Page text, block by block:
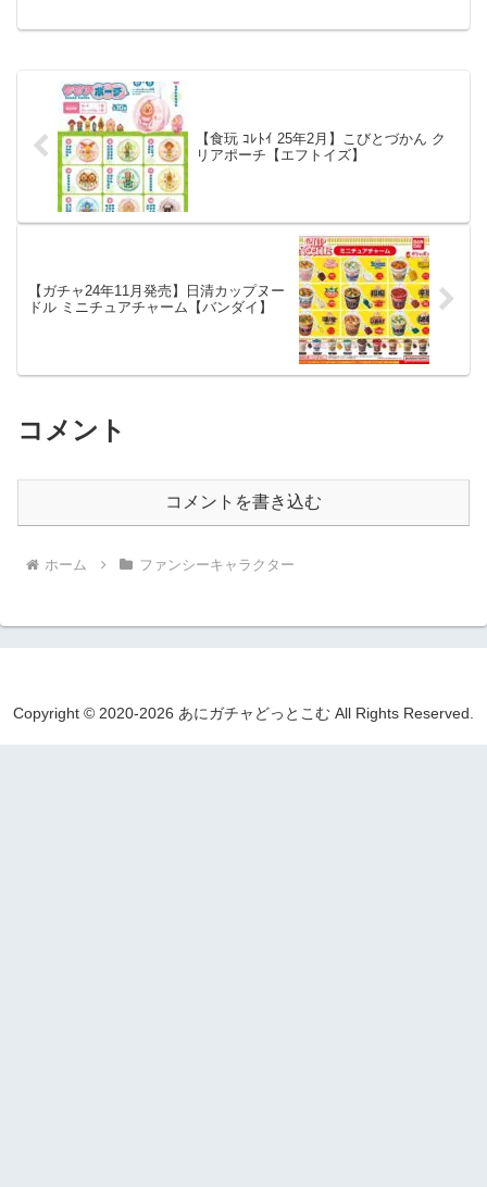
【食玩 ｺﾚﾄｲ 25年2月】こびとづかん ク
リアポーチ【エフトイズ】
【ガチャ24年11月発売】日清カップヌー
ドル ミニチュアチャーム【バンダイ】
コメント
コメントを書き込む
ホーム ファンシーキャラクター
Copyright © 2020-2026 あにガチャどっとこむ All Rights Reserved.